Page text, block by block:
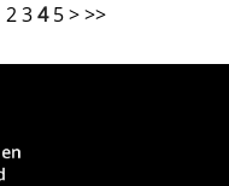
234 5>>>